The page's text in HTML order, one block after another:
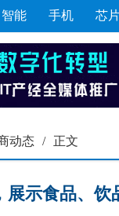
智能 手机 芯
动态 / 正文
示食品、饮